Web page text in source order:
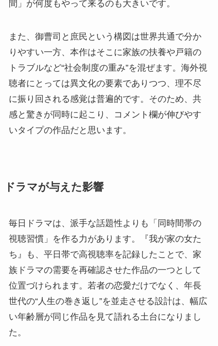
間」が何度もやって来るのも大きいです。
また、御曹司と庶民という構図は世界共通で分か
りやすい一方、本作はそこに家族の扶養や戸籍の
トラブルなど“社会制度の重み”を混ぜます。海外視
聴者にとっては異文化の要素でありつつ、理不尽
に振り回される感覚は普遍的です。そのため、共
感と驚きが同時に起こり、コメント欄が伸びやす
いタイプの作品だと思います。
ドラマが与えた影響
毎日ドラマは、派手な話題性よりも「同時間帯の
視聴習慣」を作る力があります。『我が家の女た
ち』も、平日帯で高視聴率を記録したことで、家
族ドラマの需要を再確認させた作品の一つとして
位置づけられます。若者の恋愛だけでなく、年長
世代の“人生の巻き返し”を並走させる設計は、幅広
い年齢層が同じ作品を見て語れる土台になりまし
た。